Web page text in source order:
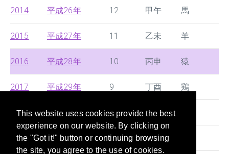
This website uses cookies provide the best
experience on our website. By clicking on
the "Got it!" button or continuing browsing
the site, you agree to the use of cookies.
2014 平成26年 12 甲午 馬
2015 平成27年 11 乙未 羊
2016 平成28年 10 丙申 猿
2017 平成29年 9 丁酉 鶏
2018 平成30年 8 戊戌
2019 令和1年 7 己亥